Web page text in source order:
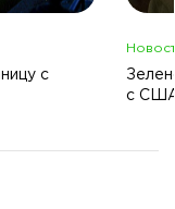
с
с США